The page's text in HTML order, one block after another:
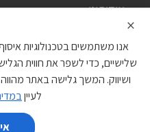
אודותינו
הצהרת נגישות
עוגיות
×
אנו משתמשים בטכנולוגיות
שלישיים, כדי לשפר את חווית
ושיווק. המשך גלישה באתר
לעיין